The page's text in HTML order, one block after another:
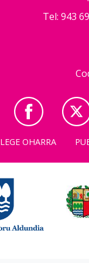
Tel: 943
LEGE OHARRA